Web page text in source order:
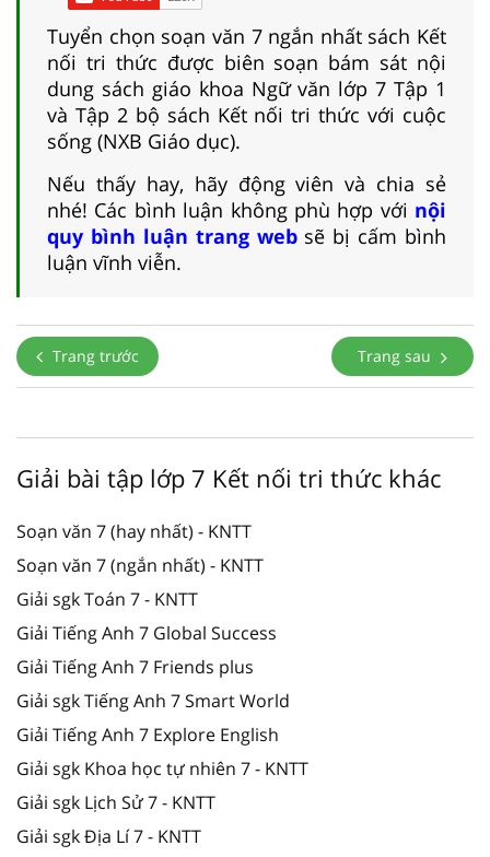
Tuyển chọn soạn văn 7 ngắn nhất sách Kết
nối tri thức được biên soạn bám sát nội
dung sách giáo khoa Ngữ văn lớp 7 Tập 1
và Tập 2 bộ sách Kết nối tri thức với cuộc
sống (NXB Giáo dục).
Nếu thấy hay, hãy động viên và chia sẻ
nhé! Các bình luận không phù hợp với nội
quy bình luận trang websẽ bị cấm bình
luận vĩnh viễn.
Trang trước Trang sau
Giải bài tập lớp 7 Kết nối tri thức khác
Soạn văn 7 (hay nhất) - KNTT
Soạn văn 7 (ngắn nhất) - KNTT
Giải sgk Toán 7 - KNTT
Giải Tiếng Anh 7 Global Success
Giải Tiếng Anh 7 Friends plus
Giải sgk Tiếng Anh 7 Smart World
Giải Tiếng Anh 7 Explore English
Giải sgk Khoa học tự nhiên 7 - KNTT
Giải sgk Lịch Sử 7 - KNTT
Giải sgk Địa Lí 7 - KNTT